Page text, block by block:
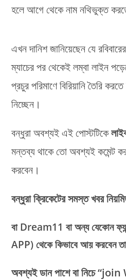
হলে আগে থেকে নাম নথিভুক্ত
এখন দানিশ জানিয়েছেন যে
ম্যাচের পর থেকেই লম্বা লাইন
প্রচুর পরিমাণে বিরিয়ানি তৈরি
নিচ্ছেন।
বন্ধুরা অবশ্যই এই পোস্টটিকে
মন্তব্য থাকে তো অবশ্যই কমেন্ট
করবেন।
বন্ধুরাক্রিকেটের সমস্ত খবর
বা Dream11 বা অন্য যেকোন
APP) থেকে কিভাবে আয় করবেন
অবশ্যই ডান পাশে বা নিচে